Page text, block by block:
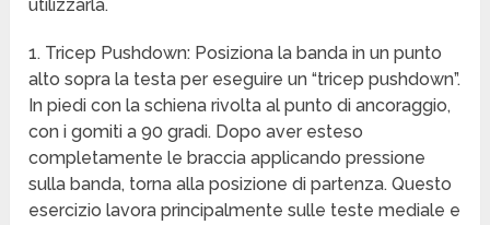
utilizzarla.
1. Tricep Pushdown: Posiziona la banda in un punto
alto sopra la testa per eseguire un “tricep pushdown”.
In piedi con la schiena rivolta al punto di ancoraggio,
con i gomiti a 90 gradi. Dopo aver esteso
completamente le braccia applicando pressione
sulla banda, torna alla posizione di partenza. Questo
esercizio lavora principalmente sulle teste mediale e